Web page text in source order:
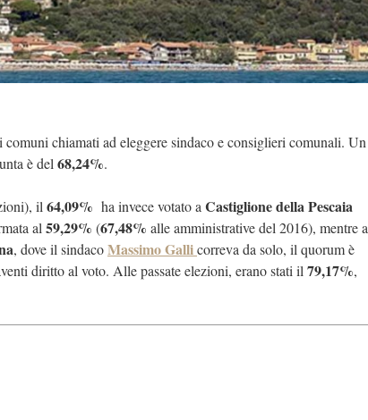
comuni chiamati ad eleggere sindaco e consiglieri comunali. Un
è del 68,24%.
il 64,09% ha invece votato a Castiglione della Pescaia
al 59,29% (67,48% alle amministrative del 2016), mentre a
, dove il sindacoMassimo Gallicorreva da solo, il quorum è
diritto al voto. Alle passate elezioni, erano stati il 79,17%,